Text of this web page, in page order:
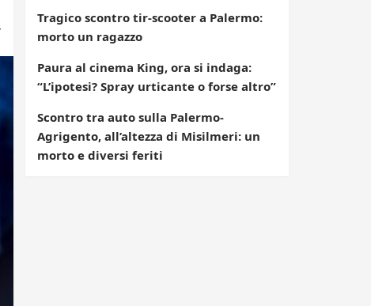
Tragico scontro tir-scooter a Palermo:
morto un ragazzo
Paura al cinema King, ora si indaga:
“L’ipotesi? Spray urticante o forse altro”
Scontro tra auto sulla Palermo-
Agrigento, all’altezza di Misilmeri: un
morto e diversi feriti